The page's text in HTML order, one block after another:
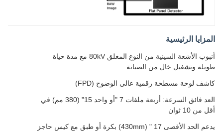
المزايا الرئيسية
أنبوب الأشعة السينية من النوع المغلق 80kV مع مدة حياة
طويلة وتشغيل خال من الصيانة
كاشف لوحة مسطحة رقمية عالي الوضوح (FPD)
العد فائق السرعة: أربعة ملفات 7 "أو واحد 15" (380 مم) في
أقل من 10 ثوان
يدعم الحد الأقصى 17 " (430mm) بكرة أو طبق مع كيس حاجز